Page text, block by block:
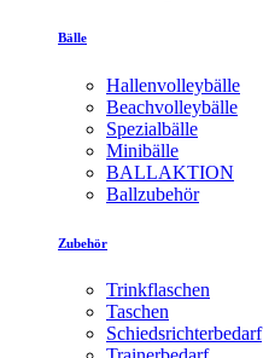
Bälle
Hallenvolleybälle
Beachvolleybälle
Spezialbälle
Minibälle
BALLAKTION
Ballzubehör
Zubehör
Trinkflaschen
Taschen
Schiedsrichterbedarf